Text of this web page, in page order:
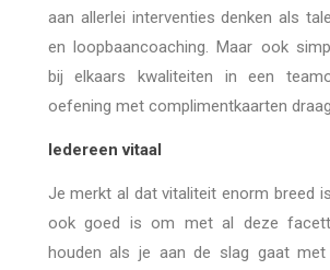
aan allerlei interventies denken als
en loopbaancoaching. Maar ook
bij elkaars kwaliteiten in een
oefening met complimentkaarten
Iedereen vitaal
Je merkt al dat vitaliteit enorm breed
ook goed is om met al deze
houden als je aan de slag gaat